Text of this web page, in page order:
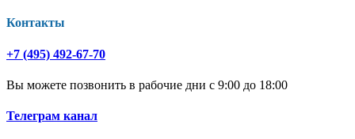
Контакты
+7 (495) 492-67-70
Вы можете позвонить в рабочие дни с 9:00 до 18:00
Телеграм канал